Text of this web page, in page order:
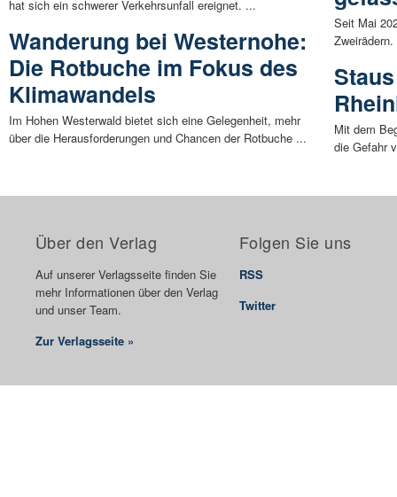
hat sich ein schwerer Verkehrsunfall ereignet. ...
Wanderung bei Westernohe:
Die Rotbuche im Fokus des
Klimawandels
Im Hohen Westerwald bietet sich eine Gelegenheit, mehr
über die Herausforderungen und Chancen der Rotbuche ...
Seit Mai
Mit dem
die Gefahr
Über den Verlag
Auf unserer Verlagsseite finden Sie
mehr Informationen über den Verlag
und unser Team.
Zur Verlagsseite »
Folgen Sie uns
RSS
Twitter